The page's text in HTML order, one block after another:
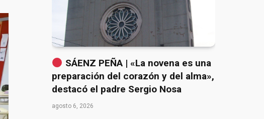
SÁENZ PEÑA | «La novena es una
preparación del corazón y del alma»,
destacó el padre Sergio Nosa
agosto 6, 2026